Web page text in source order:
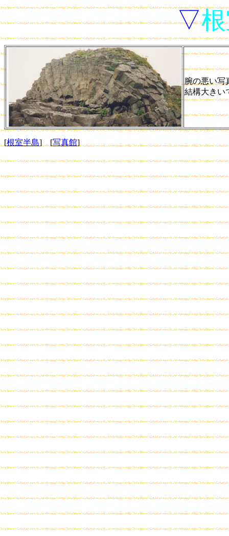
▽
腕の悪い写
結構大きい
[根室半島] [写真館]